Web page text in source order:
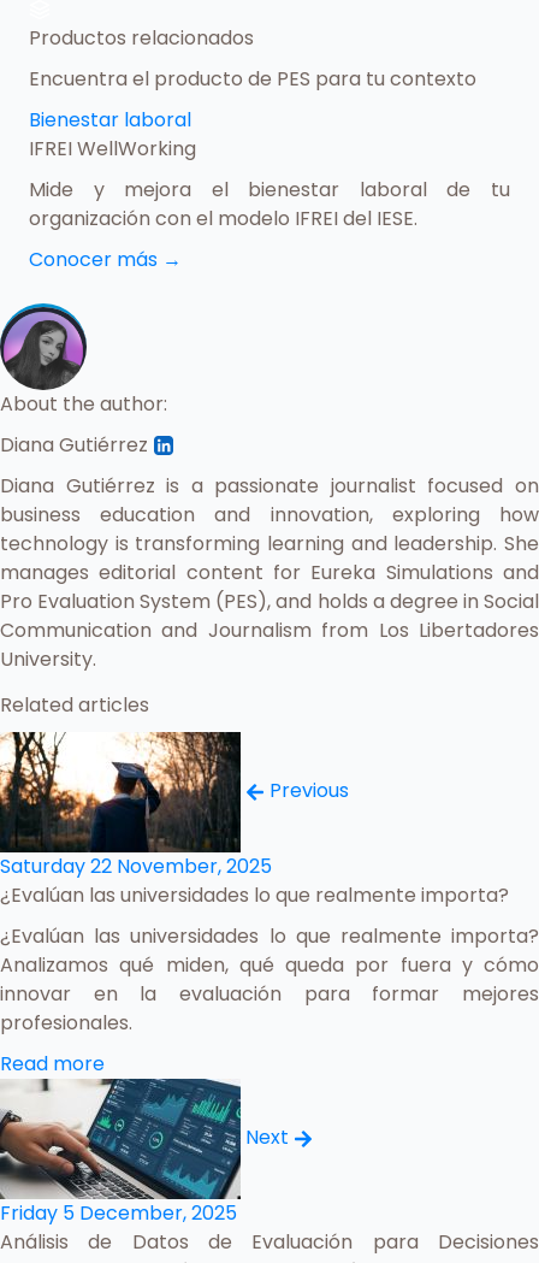
Productos relacionados
Encuentra el producto de PES para tu contexto
Bienestar laboral
IFREI WellWorking
Mide y mejora el bienestar laboral de tu
organización con el modelo IFREI del IESE.
Conocer más →
About the author:
Diana Gutiérrez
Diana Gutiérrez is a passionate journalist focused on
business education and innovation, exploring how
technology is transforming learning and leadership. She
manages editorial content for Eureka Simulations and
Pro Evaluation System (PES), and holds a degree in Social
Communication and Journalism from Los Libertadores
University.
Related articles
Previous
Saturday 22 November, 2025
¿Evalúan las universidades lo que realmente importa?
¿Evalúan las universidades lo que realmente importa?
Analizamos qué miden, qué queda por fuera y cómo
innovar en la evaluación para formar mejores
profesionales.
Read more
Next
Friday 5 December, 2025
Análisis de Datos de Evaluación para Decisiones